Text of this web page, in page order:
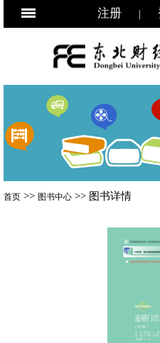
注册
首页 >> 图书中心 >> 图书详情